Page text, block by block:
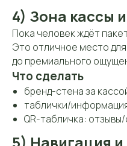
4) Зона кассы
Пока человек ждёт
Это отличное место для
до премиального
Что сделать
бренд-стена за
таблички/
QR-табличка: